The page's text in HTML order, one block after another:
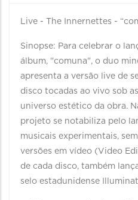
Live - The Innernettes -
Sinopse: Para celebrar o
álbum, "comuna", o duo
apresenta a versão live de
disco tocadas ao vivo sob
universo estético da obra.
projeto se notabiliza pelo
musicais experimentais,
versões em vídeo (Video
de cada disco, também
selo estadunidense